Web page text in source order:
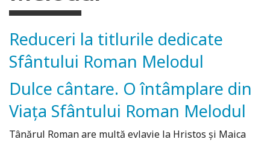
Reduceri la titlurile dedicate
Sfântului Roman Melodul
Dulce cântare. O întâmplare din
Viața Sfântului Roman Melodul
Tânărul Roman are multă evlavie la Hristos şi Maica